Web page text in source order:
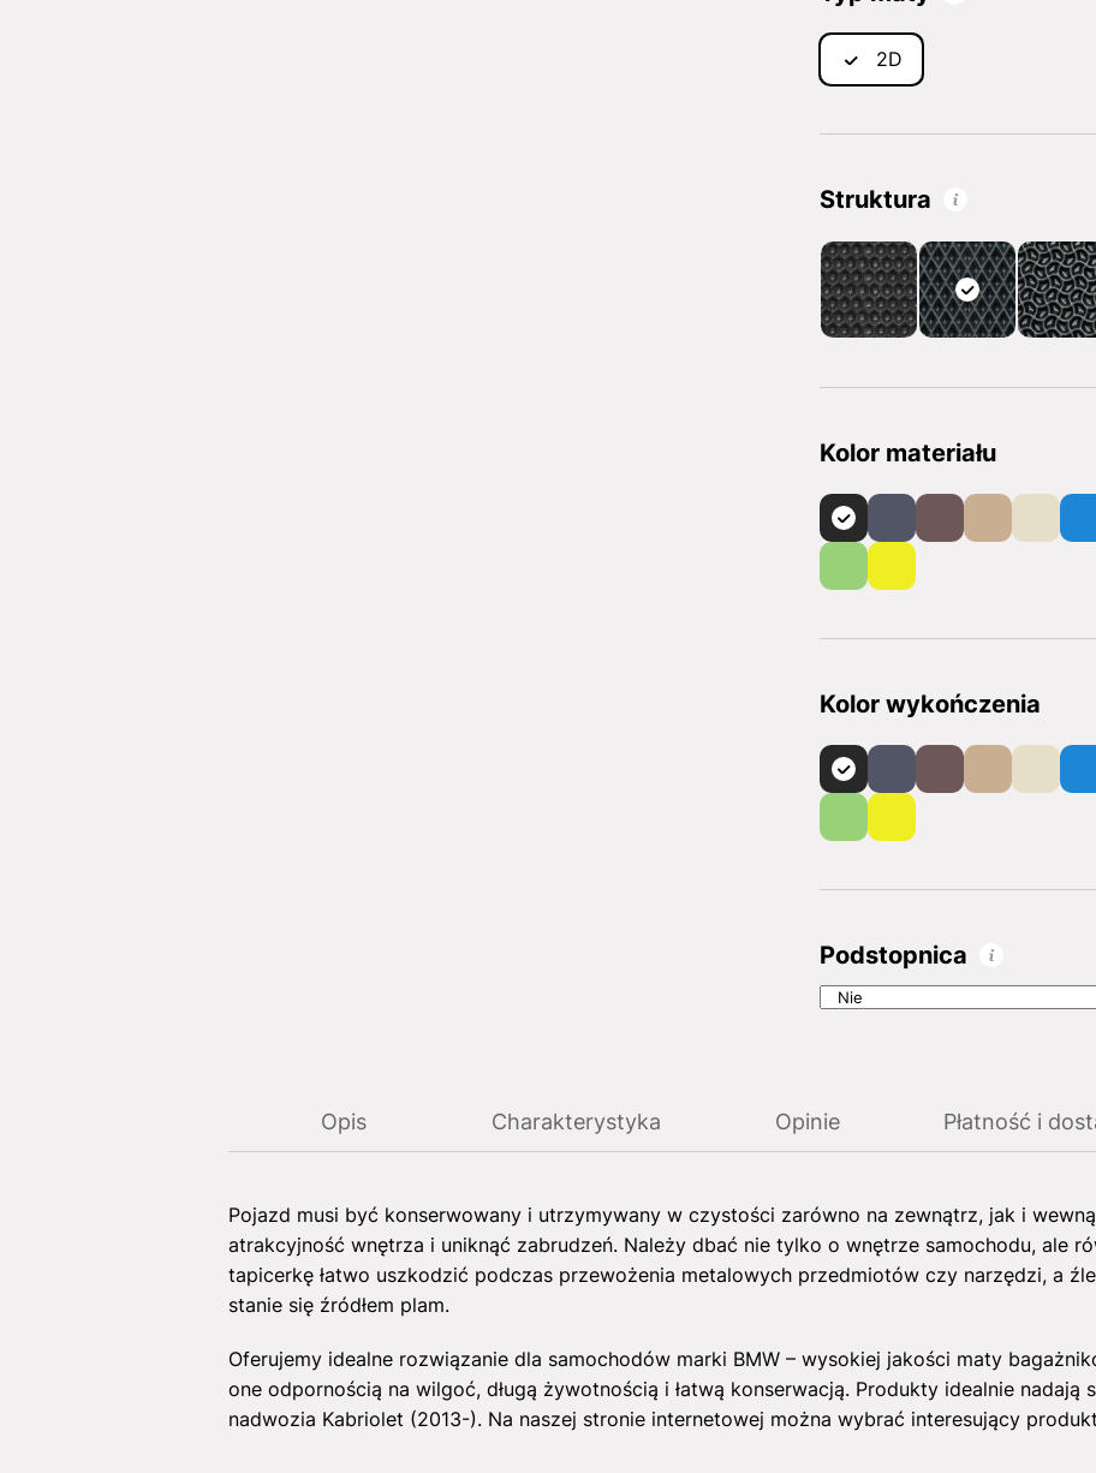
2D
Struktura
Kolor materiału
Kolor wykończenia
Podstopnica
Opis Charakterystyka Opinie Płatność i
Pojazd musi być konserwowany i utrzymywany w czystości zarówno na zewnątrz, jak i
atrakcyjność wnętrza i uniknąć zabrudzeń. Należy dbać nie tylko o wnętrze samochodu, ale
tapicerkę łatwo uszkodzić podczas przewożenia metalowych przedmiotów czy narzędzi, a
stanie się źródłem plam.
Oferujemy idealne rozwiązanie dla samochodów marki BMW – wysokiej jakości maty
one odpornością na wilgoć, długą żywotnością i łatwą konserwacją. Produkty idealnie nadają
nadwozia Kabriolet (2013-). Na naszej stronie internetowej można wybrać interesujący